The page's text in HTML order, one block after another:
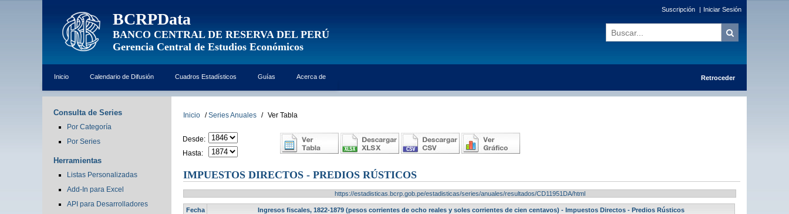
BCRPData
BANCO CENTRAL DE RESERVA DEL PERÚ
Gerencia Central de Estudios Económicos
Suscripción | Iniciar Sesión
Inicio Calendario de Difusión Cuadros Estadísticos Guías Acerca de Retroceder
Consulta de Series
Por Categoría
Por Series
Herramientas
Listas Personalizadas
Add-In para Excel
API para Desarrolladores
Inicio / Series Anuales / Ver Tabla
Desde:
Hasta:
IMPUESTOS DIRECTOS - PREDIOS RÚSTICOS
https://estadisticas.bcrp.gob.pe/estadisticas/series/anuales/resultados/CD11951DA/html
Fecha
Ingresos fiscales, 1822-1879 (pesos corrientes de ocho reales y soles corrientes de cien centavos) - Impuestos Directos - Predios Rústicos